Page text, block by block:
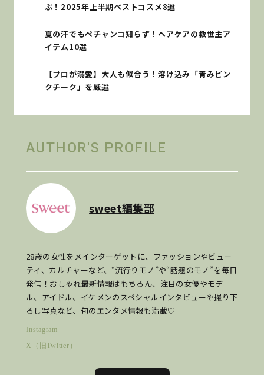
ぶ！2025年上半期ベストコスメ8選
夏の汗でもペチャンコ知らず！ヘアケアの救世主ア
イテム10選
【プロが溺愛】大人も似合う！溶け込み「青みピン
クチーク」を厳選
AUTHOR'S PROFILE
sweet編集部
28歳の女性をメインターゲットに、ファッションやビュー
ティ、カルチャーなど、“流行りモノ”や“話題のモノ”を毎日
発信！おしゃれ最新情報はもちろん、注目の女優やモデ
ル、アイドル、イケメンのスペシャルインタビューや撮り下
ろし写真など、旬のエンタメ情報も満載♡
Instagram
X（旧Twitter）